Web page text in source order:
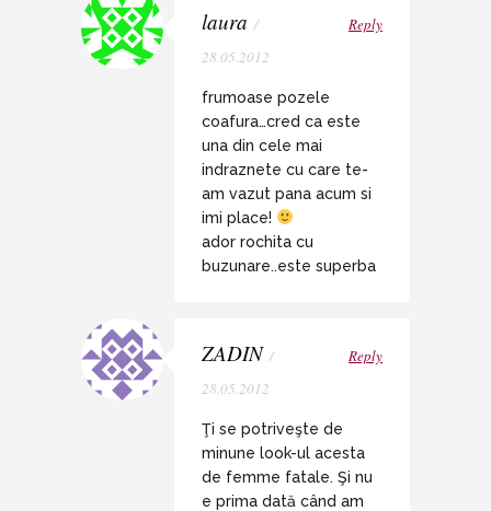
laura /
28.05.2012
Reply
frumoase pozele
coafura…cred ca este
una din cele mai
indraznete cu care te-
am vazut pana acum si
imi place!
ador rochita cu
buzunare..este superba
ZADIN /
28.05.2012
Reply
Ţi se potriveşte de
minune look-ul acesta
de femme fatale. Şi nu
e prima dată când am